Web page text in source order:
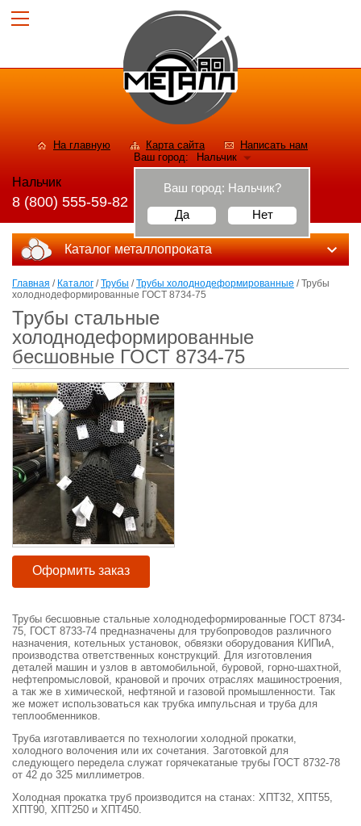
На главную Карта сайта
Написать нам
Ваш город:
Нальчик
Ваш город: Нальчик?
Да
Нет
Нальчик
8 (800) 555-59-82
Каталог металлопроката
Главная / Каталог /Трубы /Трубы холоднодеформированные / Трубы
холоднодеформированные ГОСТ 8734-75
Трубы стальные
холоднодеформированные
бесшовные ГОСТ 8734-75
Оформить заказ
Трубы бесшовные стальные холоднодеформированные ГОСТ 8734-
75, ГОСТ 8733-74 предназначены для трубопроводов различного
назначения, котельных установок, обвязки оборудования КИПиА,
производства ответственных конструкций. Для изготовления
деталей машин и узлов в автомобильной, буровой, горно-шахтной,
нефтепромысловой, крановой и прочих отраслях машиностроения,
а так же в химической, нефтяной и газовой промышленности. Так
же может использоваться как трубка импульсная и труба для
теплообменников.
Труба изготавливается по технологии холодной прокатки,
холодного волочения или их сочетания. Заготовкой для
следующего передела служат горячекатаные трубы ГОСТ 8732-78
от 42 до 325 миллиметров.
Холодная прокатка труб производится на станах: ХПТ32, ХПТ55,
ХПТ90, ХПТ250 и ХПТ450.